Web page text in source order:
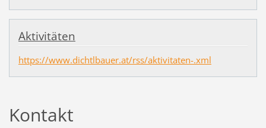
Aktivitäten
https://www.dichtlbauer.at/rss/aktivitaten-.xml
Kontakt